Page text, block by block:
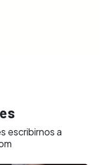
escribirnos a